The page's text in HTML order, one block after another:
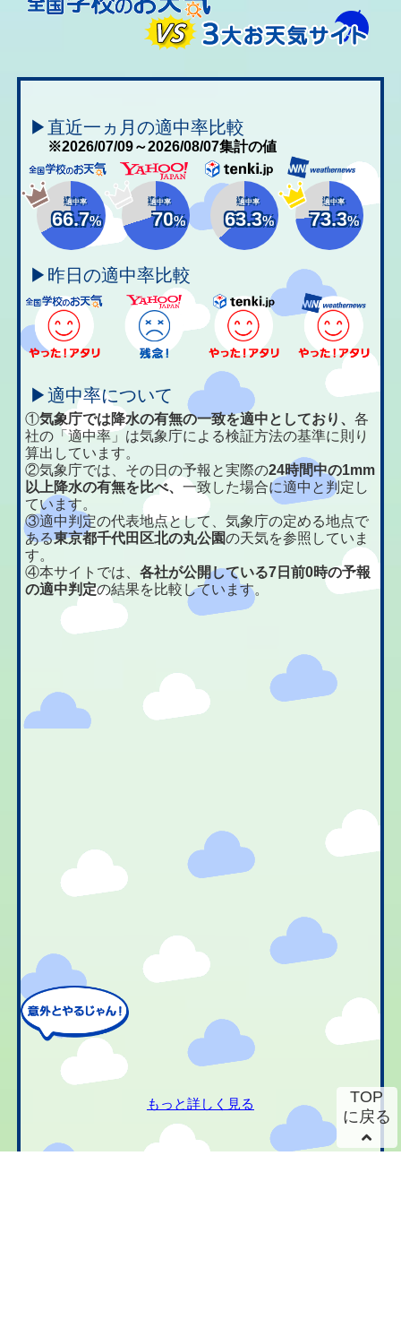
▶直近一ヵ月の適中率比較
※2026/07/09～2026/08/07集計の値
適中率
66.7%
適中率
70%
適中率
63.3%
適中率
73.3%
▶昨日の適中率比較
▶適中率について
①気象庁では降水の有無の一致を適中としており、各
社の「適中率」は気象庁による検証方法の基準に則り
算出しています。
②気象庁では、その日の予報と実際の24時間中の1mm
以上降水の有無を比べ、一致した場合に適中と判定し
ています。
③適中判定の代表地点として、気象庁の定める地点で
ある東京都千代田区北の丸公園の天気を参照していま
す。
④本サイトでは、各社が公開している7日前0時の予報
の適中判定の結果を比較しています。
もっと詳しく見る
TOP
に戻る